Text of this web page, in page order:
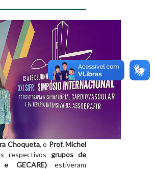
Choqueta, o Prof. Michel
respectivos grupos de
GECARE)estiveram